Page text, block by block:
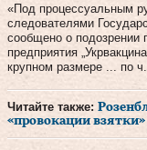
«Под процессуальным
следователями
сообщено о подозрении
предприятия
крупном размере ... по
Читайте также:
«провокации